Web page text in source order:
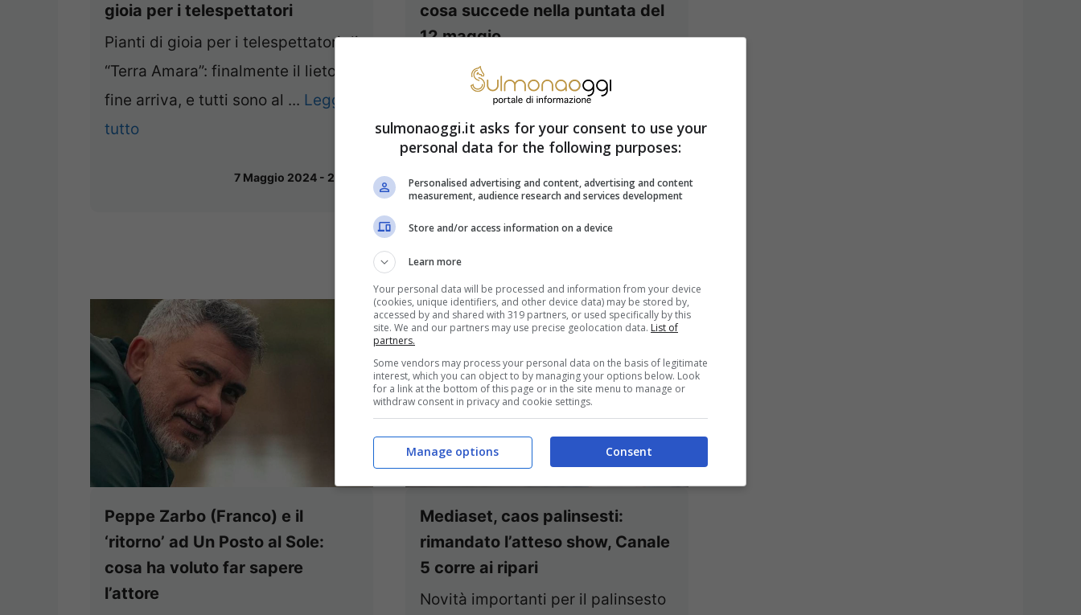
gioia per i telespettatori
Pianti di gioia per i telespettatori di
“Terra Amara”: finalmente il lieto
fine arriva, e tutti sono al ... Leggi
tutto
7 Maggio 2024 - 21:30
cosa succede nella puntata del
12 maggio
Le ultime anticipazioni di Terra
Amara rivelano una notizia che
sconvolgerà Cukurova. Succederà
tutto nella puntata del 12 ...Leggi
tutto
7 Maggio 2024 - 08:00
Peppe Zarbo (Franco) e il
‘ritorno’ ad Un Posto al Sole:
cosa ha voluto far sapere
l’attore
Mediaset, caos palinsesti:
rimandato l’atteso show, Canale
5 corre ai ripari
Novità importanti per il palinsesto
sulmonaoggi.it asks for your consent to use your
personal data for the following purposes:
Personalised advertising and content, advertising and content
measurement, audience research and services development
Store and/or access information on a device
Learn more
Your personal data will be processed and information from your device
(cookies, unique identifiers, and other device data) may be stored by,
accessed by and shared with 319 partners, or used specifically by this
site. We and our partners may use precise geolocation data. List of
partners.
Some vendors may process your personal data on the basis of legitimate
interest, which you can object to by managing your options below. Look
for a link at the bottom of this page or in the site menu to manage or
withdraw consent in privacy and cookie settings.
Consent
Manage options